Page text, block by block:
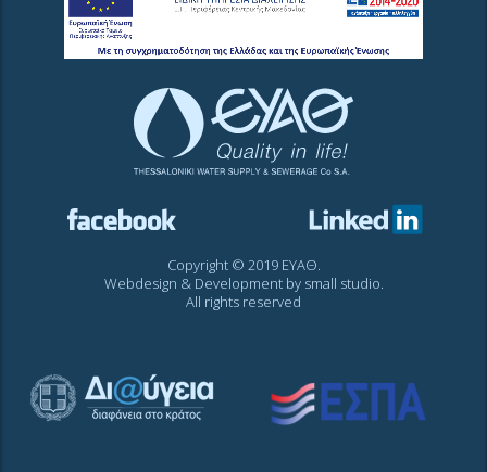
Copyright © 2019 ΕΥΑΘ.
Webdesign & Development by small studio.
All rights reserved